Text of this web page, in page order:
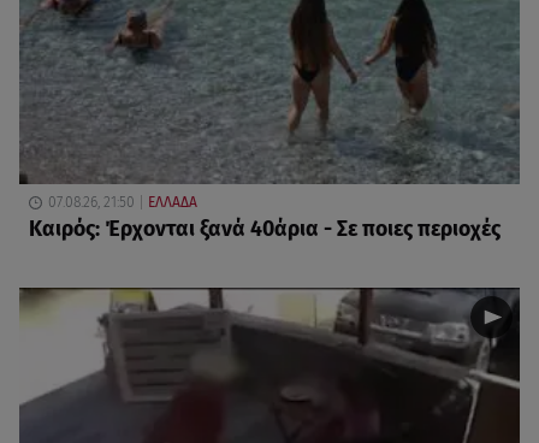
07.08.26, 21:50 ΕΛΛΑΔΑ
Καιρός: Έρχονται ξανά 40άρια - Σε ποιες περιοχές